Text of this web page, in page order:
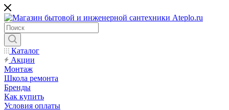
Каталог
Акции
Монтаж
Школа ремонта
Бренды
Как купить
Условия оплаты